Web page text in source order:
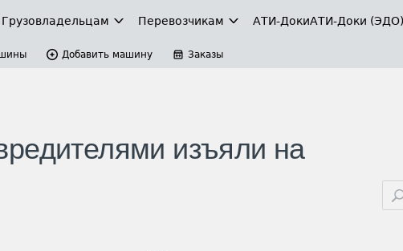
Грузовладельцам Перевозчикам АТИ-ДокиАТИ-Доки (ЭДО)
Добавить машину Заказы
изъяли на